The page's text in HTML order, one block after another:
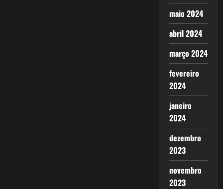
maio 2024
abril 2024
março 2024
fevereiro
2024
janeiro
2024
dezembro
2023
novembro
2023